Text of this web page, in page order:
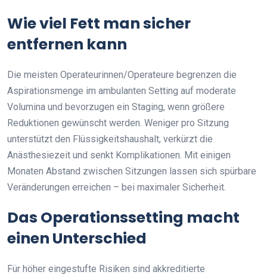
Wie viel Fett man sicher
entfernen kann
Die meisten Operateurinnen/Operateure begrenzen die
Aspirationsmenge im ambulanten Setting auf moderate
Volumina und bevorzugen ein Staging, wenn größere
Reduktionen gewünscht werden. Weniger pro Sitzung
unterstützt den Flüssigkeitshaushalt, verkürzt die
Anästhesiezeit und senkt Komplikationen. Mit einigen
Monaten Abstand zwischen Sitzungen lassen sich spürbare
Veränderungen erreichen – bei maximaler Sicherheit.
Das Operationssetting macht
einen Unterschied
Für höher eingestufte Risiken sind akkreditierte